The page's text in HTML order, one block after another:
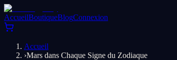
AccueilBoutiqueBlogConnexion
Accueil
›Mars dans Chaque Signe du Zodiaque